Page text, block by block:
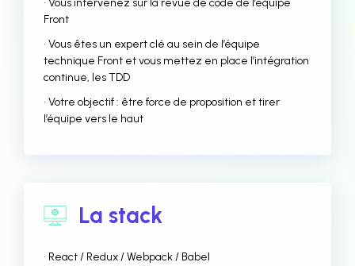
• Vous intervenez sur la revue de code de l’équipe
Front
• Vous êtes un expert clé au sein de l’équipe
technique Front et vous mettez en place l’intégration
continue, les TDD
• Votre objectif : être force de proposition et tirer
l’équipe vers le haut
La stack
• React / Redux / Webpack / Babel